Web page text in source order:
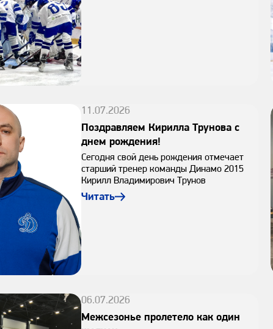
11.07.2026
Поздравляем Кирилла Трунова с
днем рождения!
Сегодня свой день рождения отмечает
старший тренер команды Динамо 2015
Кирилл Владимирович Трунов
Читать
06.07.2026
Межсезонье пролетело как один